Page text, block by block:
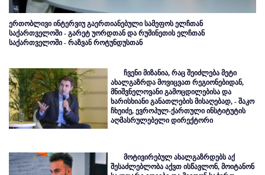
ერთობლივი ინტერვიუ გაერთიანებული სამეფოს ელჩთან
საქართველოში - გარეტ უორდთან და რუმინეთის ელჩთან
საქართველოში - რაზვან როტუნდუსთან
ჩვენი მიზანია, რაც შეიძლება მეტი
ახალგაზრდა მოვიცვათ რეგიონებიდან,
მნიშვნელოვანი გამოცდილებისა და
ხარისხიანი განათლების მისაღებად, - შაკო
ჩხეიძე, ევროპულ-ქართული ინსტიტუტის
აღმასრულებელი დირექტორი
მოტივირებულ ახალგაზრდებს აქ
შესაძლებლობა აქვთ ისწავლონ, მოიტანონ